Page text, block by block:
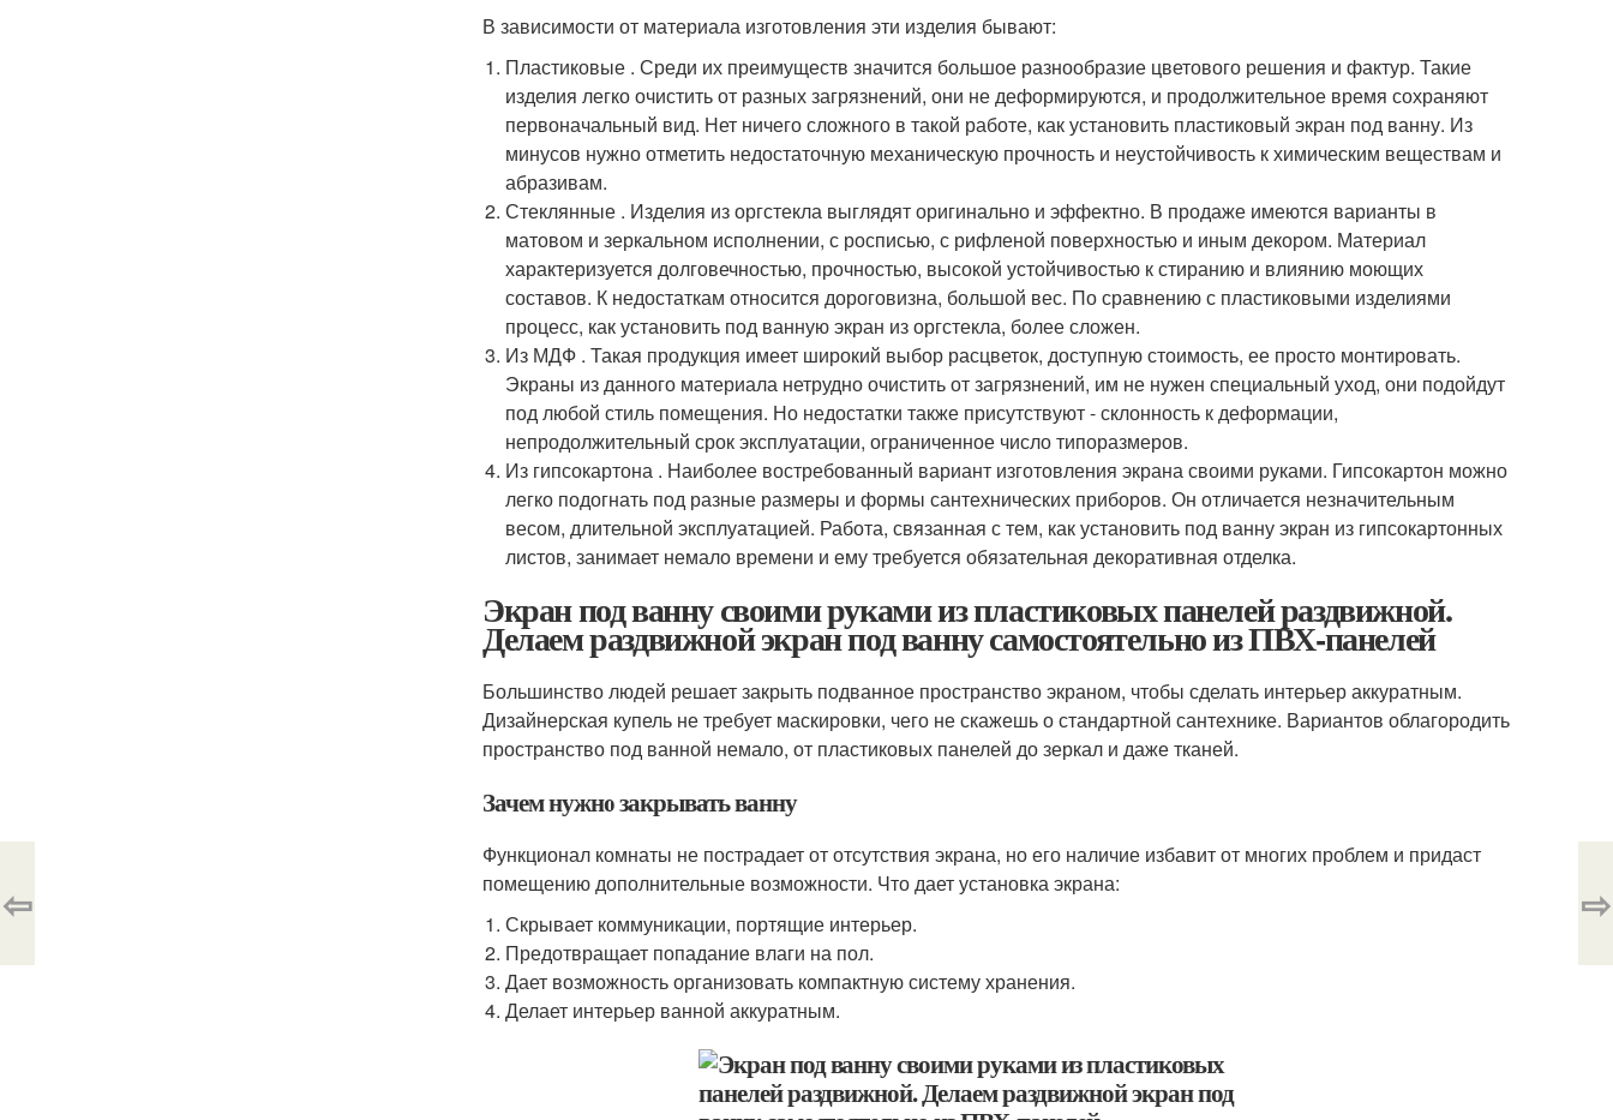
В зависимости от материала изготовления эти изделия бывают:
Пластиковые . Среди их преимуществ значится большое разнообразие цветового решения и фактур. Такие
изделия легко очистить от разных загрязнений, они не деформируются, и продолжительное время сохраняют
первоначальный вид. Нет ничего сложного в такой работе, как установить пластиковый экран под ванну. Из
минусов нужно отметить недостаточную механическую прочность и неустойчивость к химическим веществам и
абразивам.
Стеклянные . Изделия из оргстекла выглядят оригинально и эффектно. В продаже имеются варианты в
матовом и зеркальном исполнении, с росписью, с рифленой поверхностью и иным декором. Материал
характеризуется долговечностью, прочностью, высокой устойчивостью к стиранию и влиянию моющих
составов. К недостаткам относится дороговизна, большой вес. По сравнению с пластиковыми изделиями
процесс, как установить под ванную экран из оргстекла, более сложен.
Из МДФ . Такая продукция имеет широкий выбор расцветок, доступную стоимость, ее просто монтировать.
Экраны из данного материала нетрудно очистить от загрязнений, им не нужен специальный уход, они подойдут
под любой стиль помещения. Но недостатки также присутствуют - склонность к деформации,
непродолжительный срок эксплуатации, ограниченное число типоразмеров.
Из гипсокартона . Наиболее востребованный вариант изготовления экрана своими руками. Гипсокартон можно
легко подогнать под разные размеры и формы сантехнических приборов. Он отличается незначительным
весом, длительной эксплуатацией. Работа, связанная с тем, как установить под ванну экран из гипсокартонных
листов, занимает немало времени и ему требуется обязательная декоративная отделка.
Экран под ванну своими руками из пластиковых панелей раздвижной.
Делаем раздвижной экран под ванну самостоятельно из ПВХ-панелей
Большинство людей решает закрыть подванное пространство экраном, чтобы сделать интерьер аккуратным.
Дизайнерская купель не требует маскировки, чего не скажешь о стандартной сантехнике. Вариантов облагородить
пространство под ванной немало, от пластиковых панелей до зеркал и даже тканей.
Зачем нужно закрывать ванну
Функционал комнаты не пострадает от отсутствия экрана, но его наличие избавит от многих проблем и придаст
помещению дополнительные возможности. Что дает установка экрана:
Скрывает коммуникации, портящие интерьер.
Предотвращает попадание влаги на пол.
Дает возможность организовать компактную систему хранения.
Делает интерьер ванной аккуратным.
⇦ ⇨